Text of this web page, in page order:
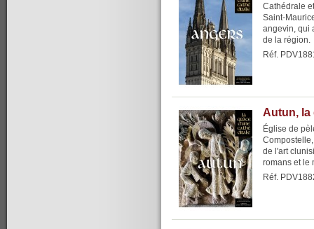
Cathédrale
Saint-
angevin, qui
de la région.
Réf.
Autun, la
Église de
de l'art
romans et le
Réf.